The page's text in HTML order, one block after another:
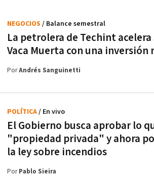
La petrolera de Techint acelera
Vaca Muerta con una
NEGOCIOS / Balance semestral
PorAndrés Sanguinetti
El Gobierno busca aprobar lo
"propiedad privada" y ahora
la ley sobre incendios
POLÍTICA/ En vivo
PorPablo Sieira